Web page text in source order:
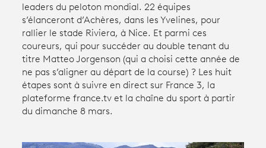
connexion
Avantages fidélité
Programme tv
leaders du peloton mondial. 22 équipes
s’élanceront d’Achères, dans les Yvelines, pour
rallier le stade Riviera, à Nice. Et parmi ces
coureurs, qui pour succéder au double tenant du
titre Matteo Jorgenson (qui a choisi cette année de
ne pas s’aligner au départ de la course) ? Les huit
étapes sont à suivre en direct sur France 3, la
plateforme france.tv et la chaîne du sport à partir
du dimanche 8 mars.